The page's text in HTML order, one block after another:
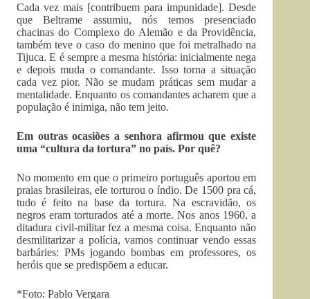
Cada vez mais [contribuem para impunidade]. Desde
que Beltrame assumiu, nós temos presenciado
chacinas do Complexo do Alemão e da Providência,
também teve o caso do menino que foi metralhado na
Tijuca. E é sempre a mesma história: inicialmente nega
e depois muda o comandante. Isso torna a situação
cada vez pior. Não se mudam práticas sem mudar a
mentalidade. Enquanto os comandantes acharem que a
população é inimiga, não tem jeito.
Em outras ocasiões a senhora afirmou que existe
uma “cultura da tortura” no país. Por quê?
No momento em que o primeiro português aportou em
praias brasileiras, ele torturou o índio. De 1500 pra cá,
tudo é feito na base da tortura. Na escravidão, os
negros eram torturados até a morte. Nos anos 1960, a
ditadura civil-militar fez a mesma coisa. Enquanto não
desmilitarizar a polícia, vamos continuar vendo essas
barbáries: PMs jogando bombas em professores, os
heróis que se predispõem a educar.
*Foto: Pablo Vergara